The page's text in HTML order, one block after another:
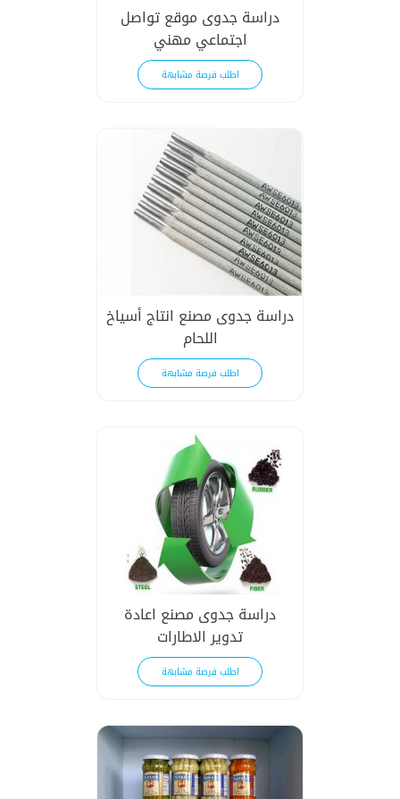
دراسة جدوى موقع تواصل
اجتماعي مهني
اطلب فرصة مشابهة
دراسة جدوى مصنع انتاج أسياخ
اللحام
اطلب فرصة مشابهة
دراسة جدوى مصنع اعادة
تدوير الاطارات
اطلب فرصة مشابهة